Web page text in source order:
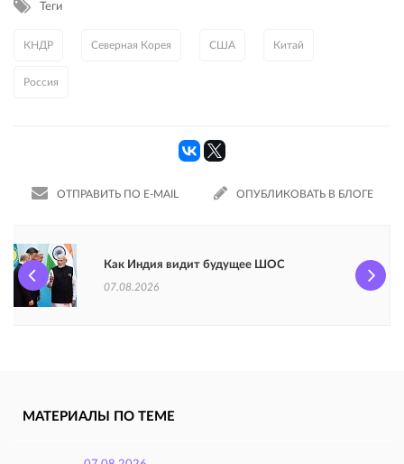
Теги
КНДР Северная Корея США Китай
Россия
ОТПРАВИТЬ ПО E-MAIL ОПУБЛИКОВАТЬ В БЛОГЕ
Как Индия видит будущее ШОС
07.08.2026
МАТЕРИАЛЫ ПО ТЕМЕ